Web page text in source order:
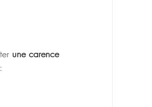
une carence